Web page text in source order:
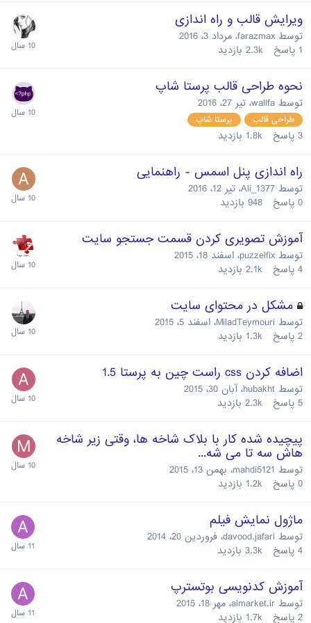
ویرایش قالب و راه اندازی
توسط farazmax، مرداد 3، 2016
1 پاسخ 2.3k بازدید
نحوه طراحی قالب پرستا شاپ
توسط wallfa، تیر 27، 2016
طراحی قالب پرستا شاپ
3 پاسخ 1.8k بازدید
راه اندازی پنل اسمس - راهنمایی
توسط Ali_1377، تیر 12، 2016
0 پاسخ 948 بازدید
آموزش تصویری کردن قسمت جستجو سایت
توسط puzzelfix، اسفند 18، 2015
4 پاسخ 2.1k بازدید
مشکل در محتوای سایت
توسط MiladTeymouri، اسفند 5، 2015
2 پاسخ 1.3k بازدید
اضافه کردن css راست چین به پرستا 1.5
توسط hubakht،آبان 30، 2015
5 پاسخ 2.3k بازدید
پیچیده شده کار با بلاک شاخه ها، وقتی زیر شاخه
هاش سه تا می شه...
توسط mahdi5121، بهمن 13، 2015
0 پاسخ 1.2k بازدید
ماژول نمایش فیلم
توسط davood.jafari، فروردین 20، 2014
4 پاسخ 3.3k بازدید
آموزش کدنویسی بوتسترپ
توسط almarket.ir، مهر 18، 2015
2 پاسخ 1.7k بازدید